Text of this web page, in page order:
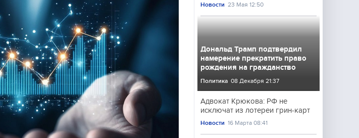
Новости 23 Мая 12:50
Дональд Трамп подтвердил
намерение прекратить право
рождения на гражданство
Политика 08 Декабря 21:37
Адвокат Крюкова: РФ не
исключат из лотереи грин-карт
Новости 16 Марта 08:41